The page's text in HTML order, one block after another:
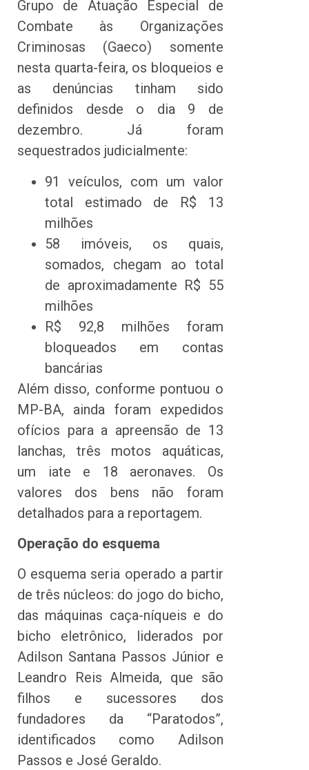
Grupo de Atuação Especial de
Combate às Organizações
Criminosas (Gaeco) somente
nesta quarta-feira, os bloqueios e
as denúncias tinham sido
definidos desde o dia 9 de
dezembro. Já foram
sequestrados judicialmente:
91 veículos, com um valor
total estimado de R$ 13
milhões
58 imóveis, os quais,
somados, chegam ao total
de aproximadamente R$ 55
milhões
R$ 92,8 milhões foram
bloqueados em contas
bancárias
Além disso, conforme pontuou o
MP-BA, ainda foram expedidos
ofícios para a apreensão de 13
lanchas, três motos aquáticas,
um iate e 18 aeronaves. Os
valores dos bens não foram
detalhados para a reportagem.
Operação do esquema
O esquema seria operado a partir
de três núcleos: do jogo do bicho,
das máquinas caça-níqueis e do
bicho eletrônico, liderados por
Adilson Santana Passos Júnior e
Leandro Reis Almeida, que são
filhos e sucessores dos
fundadores da “Paratodos”,
identificados como Adilson
Passos e José Geraldo.